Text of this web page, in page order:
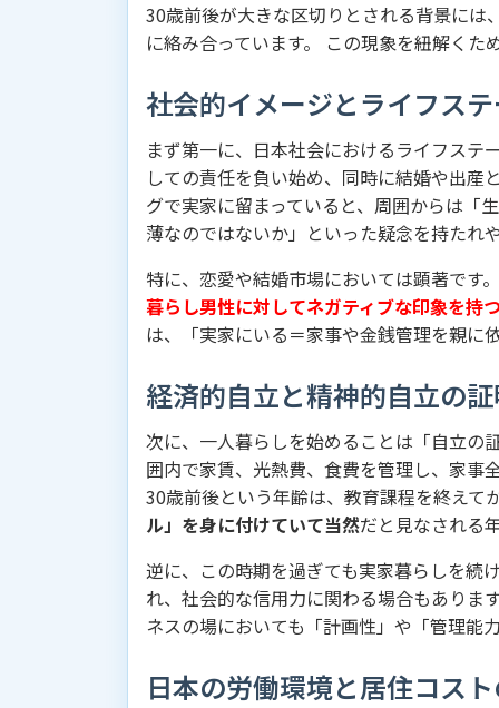
30歳前後が大きな区切りとされる背景に
に絡み合っています。 この現象を紐解く
社会的イメージとライフス
まず第一に、日本社会におけるライフステ
しての責任を負い始め、同時に結婚や出産
グで実家に留まっていると、周囲からは「
薄なのではないか」といった疑念を持たれ
特に、恋愛や結婚市場においては顕著です
暮らし男性に対してネガティブな印象を持
は、「実家にいる＝家事や金銭管理を親に
経済的自立と精神的自立の
次に、一人暮らしを始めることは「自立の
囲内で家賃、光熱費、食費を管理し、家事
30歳前後という年齢は、教育課程を終えて
ル」を身に付けていて当然だと見なされる
逆に、この時期を過ぎても実家暮らしを続
れ、社会的な信用力に関わる場合もありま
ネスの場においても「計画性」や「管理能
日本の労働環境と居住コス